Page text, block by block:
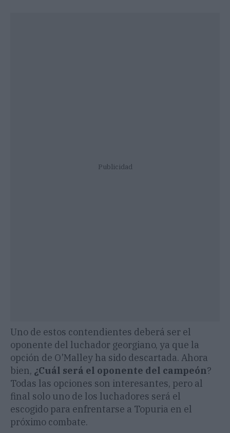
Publicidad
Uno de estos contendientes deberá ser el
oponente del luchador georgiano, ya que la
opción de O'Malley ha sido descartada. Ahora
bien, ¿Cuál será el oponente del campeón?
Todas las opciones son interesantes, pero al
final solo uno de los luchadores será el
escogido para enfrentarse a Topuria en el
próximo combate.